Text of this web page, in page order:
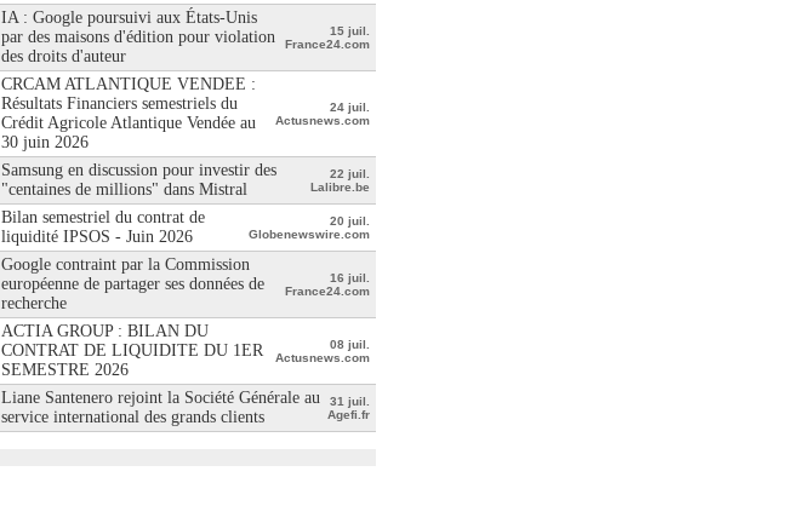
IA : Google poursuivi aux États-Unis
par des maisons d'édition pour violation
des droits d'auteur
15 juil.
France24.com
CRCAM ATLANTIQUE VENDEE :
Résultats Financiers semestriels du
Crédit Agricole Atlantique Vendée au
30 juin 2026
24 juil.
Actusnews.com
Samsung en discussion pour investir des
"centaines de millions" dans Mistral
22 juil.
Lalibre.be
Bilan semestriel du contrat de
liquidité IPSOS - Juin 2026
20 juil.
Globenewswire.com
Google contraint par la Commission
européenne de partager ses données de
recherche
16 juil.
France24.com
ACTIA GROUP : BILAN DU
CONTRAT DE LIQUIDITE DU 1ER
SEMESTRE 2026
08 juil.
Actusnews.com
Liane Santenero rejoint la Société Générale au
service international des grands clients
31 juil.
Agefi.fr